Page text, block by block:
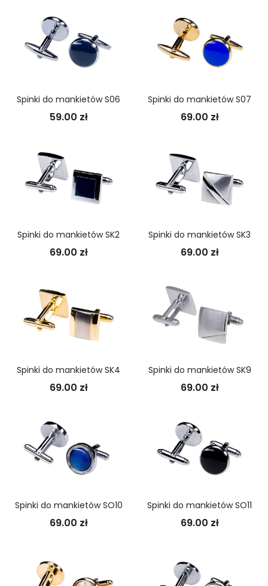
Spinki do mankietów S06
59.00 zł
Spinki do mankietów S07
69.00 zł
Spinki do mankietów SK2
69.00 zł
Spinki do mankietów SK3
69.00 zł
Spinki do mankietów SK4
69.00 zł
Spinki do mankietów SK9
69.00 zł
Spinki do mankietów SO10
69.00 zł
Spinki do mankietów SO11
69.00 zł